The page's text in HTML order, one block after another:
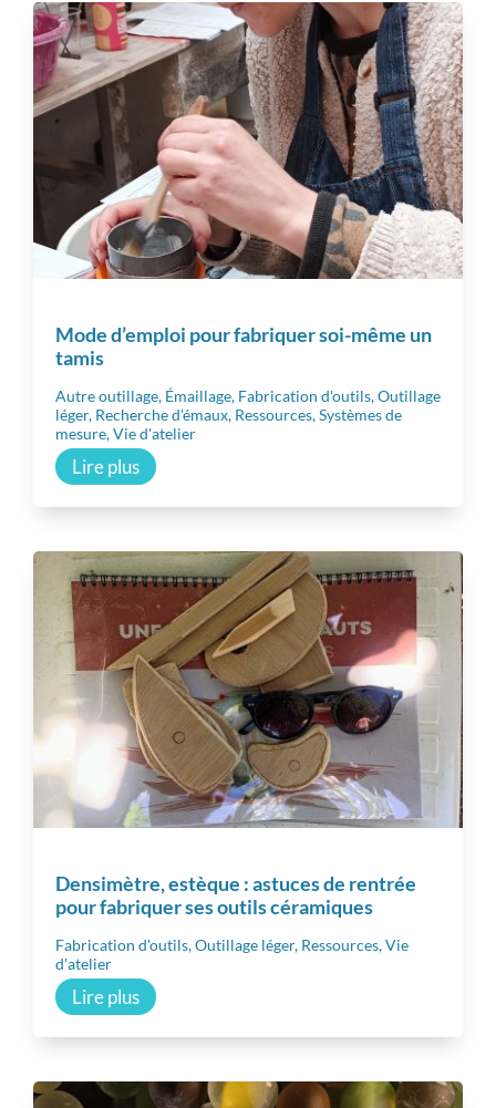
Techniques de céramiques
Matériel
Professionnalisation
Communauté
Inspiration
Autres ressources
Mode d’emploi pour fabriquer soi-même un
tamis
Autre outillage, Émaillage, Fabrication d'outils,Outillage
léger, Recherche d'émaux, Ressources,Systèmes de
mesure,Vie d'atelier
Lire plus
Densimètre, estèque : astuces de rentrée
pour fabriquer ses outils céramiques
Fabrication d'outils,Outillage léger, Ressources,Vie
d'atelier
Lire plus